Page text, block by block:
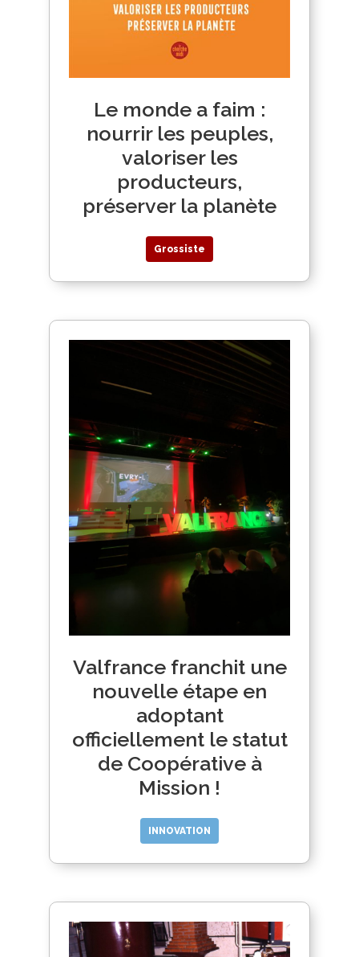
Le monde a faim :
nourrir les peuples,
valoriser les
producteurs,
préserver la planète
Grossiste
Valfrance franchit une
nouvelle étape en
adoptant
officiellement le statut
de Coopérative à
Mission !
INNOVATION